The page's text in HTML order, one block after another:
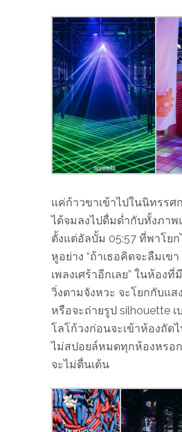
แค่ก้าวขาเข้าไปในนิทรรศ
ได้จมลงไปดื่มด่ำกับทั้งภาพ
ตั้งแต่อัลบั้ม 05:57 ที่พาโย
หูอย่าง “ถ้าเธอคิดจะลืมเข
เพลงเศร้าอีกเลย” ในห้องที่
วิ่งตามจังหวะ จะโยกกับแส
หรือจะถ่ายรูป silhouette
โลโก้วงก่อนจะเข้าห้องถัดไ
ไม่สปอยล์หมดทุกห้องหรอก
จะไม่ตื่นเต้น